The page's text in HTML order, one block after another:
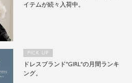
イテムが続々入荷中。
PICK UP
ドレスブランド"GIRL"の月間ランキ
ング。